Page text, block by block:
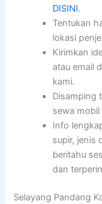
DISINI.
Tentukan
lokasi
Kirimkan
atau email
kami.
Disamping
sewa
Info
supir, jenis
beritahu
dan
Selayang Pandang